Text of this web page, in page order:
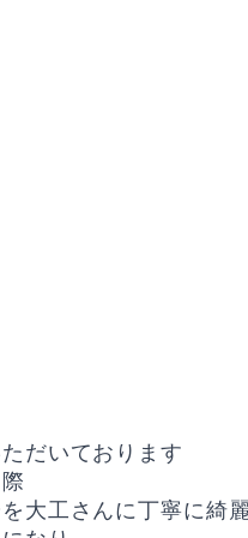
だいております
大工さんに丁寧に綺